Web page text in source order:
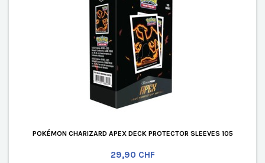
POKÉMON CHARIZARD APEX DECK PROTECTOR SLEEVES 105
Prix
29,90 CHF